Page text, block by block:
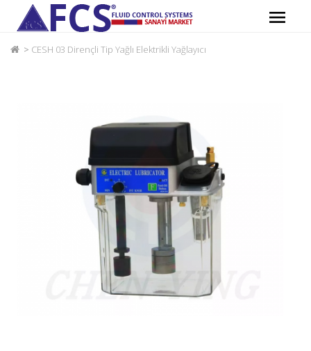
CESH 03 Dirençli Tip Yağlı Elektrikli Yağlayıcı